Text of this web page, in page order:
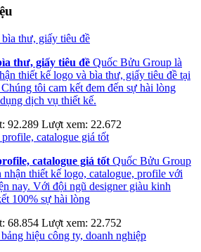
thư, giấy tiêu đề Quốc Bửu Group là
thiết kế logo và bìa thư, giấy tiêu đề tại
tôi cam kết đem đến sự hài lòng
dịch vụ thiết kế.
92.289 Lượt xem: 22.672
catalogue giá tốt Quốc Bửu Group
thiết kế logo, catalogue, profile với
nay. Với đội ngũ designer giàu kinh
100% sự hài lòng
68.854 Lượt xem: 22.752